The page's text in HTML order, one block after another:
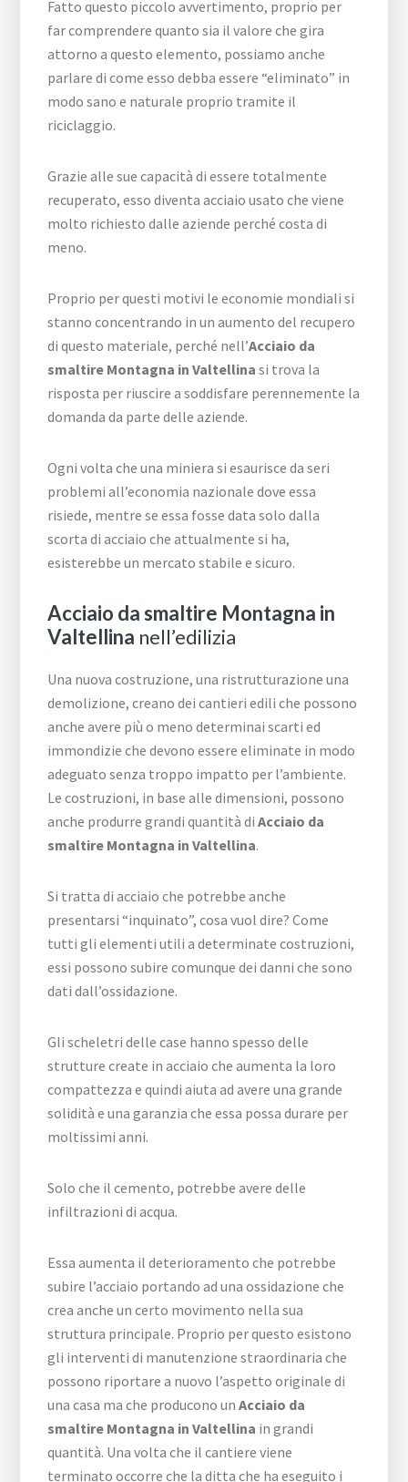
Fatto questo piccolo avvertimento, proprio per
far comprendere quanto sia il valore che gira
attorno a questo elemento, possiamo anche
parlare di come esso debba essere “eliminato” in
modo sano e naturale proprio tramite il
riciclaggio.
Grazie alle sue capacità di essere totalmente
recuperato, esso diventa acciaio usato che viene
molto richiesto dalle aziende perché costa di
meno.
Proprio per questi motivi le economie mondiali si
stanno concentrando in un aumento del recupero
di questo materiale, perché nell’Acciaio da
smaltire Montagna in Valtellina si trova la
risposta per riuscire a soddisfare perennemente la
domanda da parte delle aziende.
Ogni volta che una miniera si esaurisce da seri
problemi all’economia nazionale dove essa
risiede, mentre se essa fosse data solo dalla
scorta di acciaio che attualmente si ha,
esisterebbe un mercato stabile e sicuro.
Acciaio da smaltire Montagna in
Valtellina nell’edilizia
Una nuova costruzione, una ristrutturazione una
demolizione, creano dei cantieri edili che possono
anche avere più o meno determinai scarti ed
immondizie che devono essere eliminate in modo
adeguato senza troppo impatto per l’ambiente.
Le costruzioni, in base alle dimensioni, possono
anche produrre grandi quantità diAcciaio da
smaltire Montagna in Valtellina.
Si tratta di acciaio che potrebbe anche
presentarsi “inquinato”, cosa vuol dire? Come
tutti gli elementi utili a determinate costruzioni,
essi possono subire comunque dei danni che sono
dati dall’ossidazione.
Gli scheletri delle case hanno spesso delle
strutture create in acciaio che aumenta la loro
compattezza e quindi aiuta ad avere una grande
solidità e una garanzia che essa possa durare per
moltissimi anni.
Solo che il cemento, potrebbe avere delle
infiltrazioni di acqua.
Essa aumenta il deterioramento che potrebbe
subire l’acciaio portando ad una ossidazione che
crea anche un certo movimento nella sua
struttura principale. Proprio per questo esistono
gli interventi di manutenzione straordinaria che
possono riportare a nuovo l’aspetto originale di
una casa ma che producono unAcciaio da
smaltire Montagna in Valtellina in grandi
quantità. Una volta che il cantiere viene
terminato occorre che la ditta che ha eseguito i